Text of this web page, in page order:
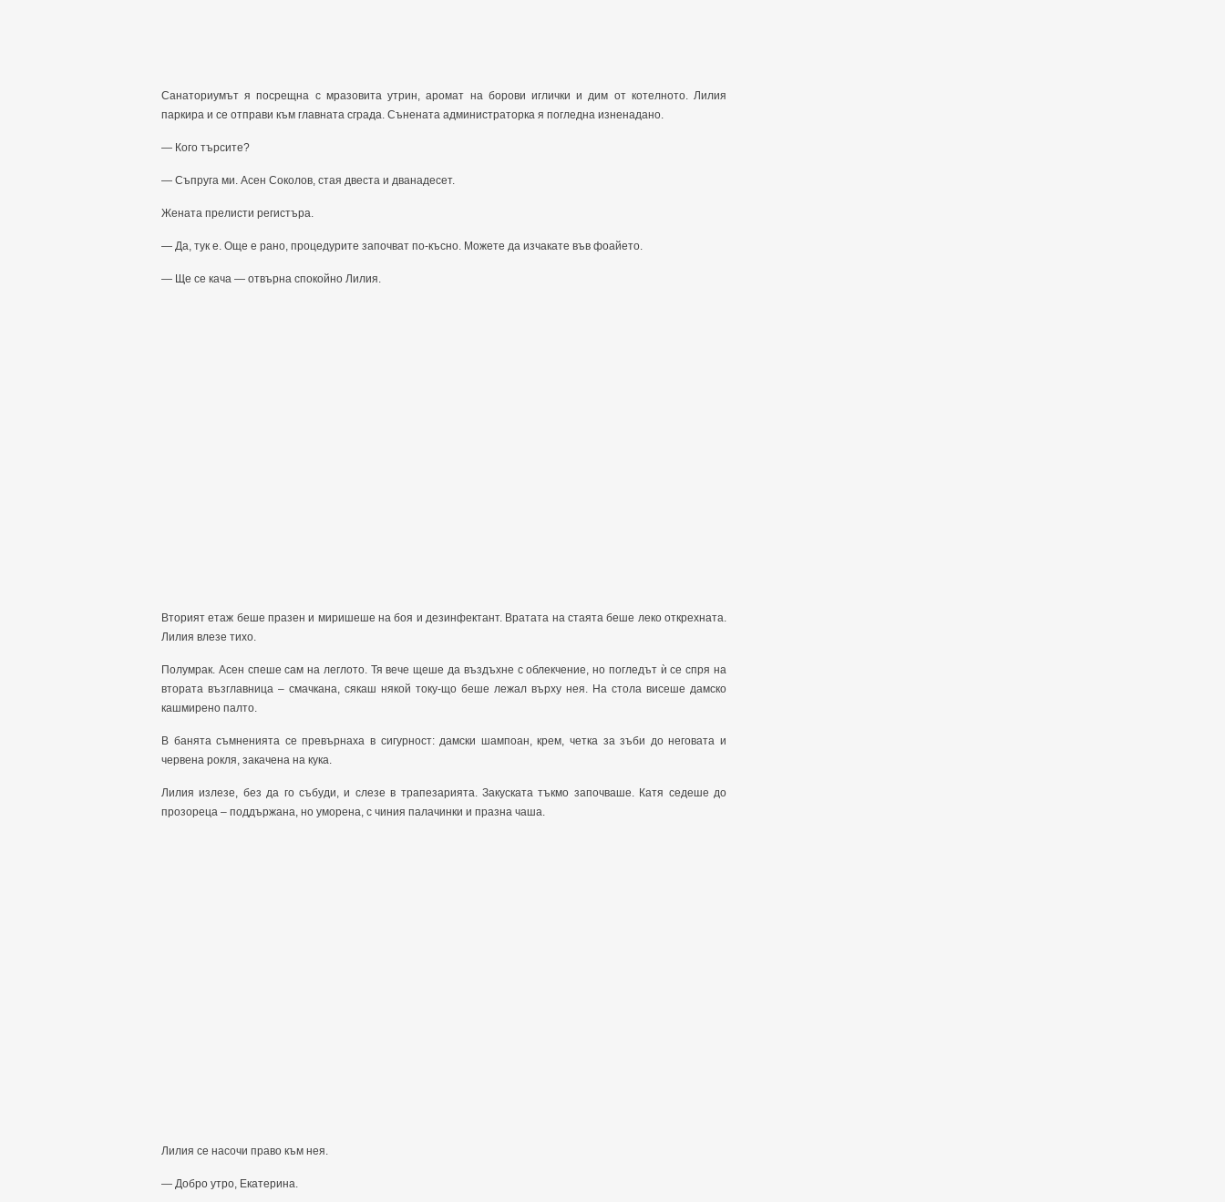
Санаториумът я посрещна с мразовита утрин, аромат на борови иглички и дим от котелното. Лилия
паркира и се отправи към главната сграда. Сънената администраторка я погледна изненадано.
— Кого търсите?
— Съпруга ми. Асен Соколов, стая двеста и дванадесет.
Жената прелисти регистъра.
— Да, тук е. Още е рано, процедурите започват по-късно. Можете да изчакате във фоайето.
— Ще се кача — отвърна спокойно Лилия.
Вторият етаж беше празен и миришеше на боя и дезинфектант. Вратата на стаята беше леко открехната.
Лилия влезе тихо.
Полумрак. Асен спеше сам на леглото. Тя вече щеше да въздъхне с облекчение, но погледът ѝ се спря на
втората възглавница – смачкана, сякаш някой току-що беше лежал върху нея. На стола висеше дамско
кашмирено палто.
В банята съмненията се превърнаха в сигурност: дамски шампоан, крем, четка за зъби до неговата и
червена рокля, закачена на кука.
Лилия излезе, без да го събуди, и слезе в трапезарията. Закуската тъкмо започваше. Катя седеше до
прозореца – поддържана, но уморена, с чиния палачинки и празна чаша.
Лилия се насочи право към нея.
— Добро утро, Екатерина.